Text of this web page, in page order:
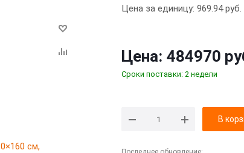
Цена за единицу: 969.94 руб.
Цена: 484970
Сроки поставки: 2 недели
В